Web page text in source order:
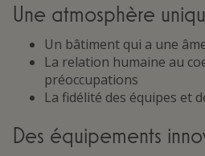
Une atmosphère
Un bâtiment qui a une
La relation humaine au
préoccupations
La fidélité des équipes et
Des équipements